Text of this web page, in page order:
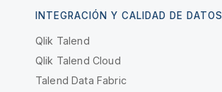
INTEGRACIÓN Y CALIDAD DE DATOS
Qlik Talend
Qlik Talend Cloud
Talend Data Fabric